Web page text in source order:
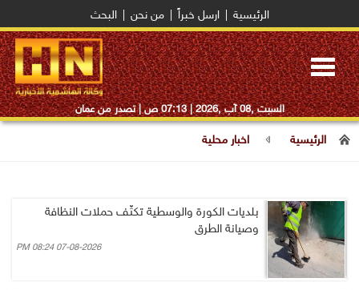
الرئيسية ارسل خبراً من نحن البحث
Toggle
navigation
السبت ,08 آب ,2026 | 07:13 ص | تصدر من عمان
الرئيسية اخبار محلية
بلديات الكورة والوسطية تكثّف حملات النظافة
وصيانة الطرق
07-08-2026 08:24 PM